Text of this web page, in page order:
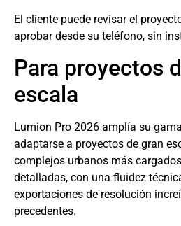
El cliente puede revisar el
aprobar desde su teléfono, sin
Para proyectos
escala
Lumion Pro 2026 amplía su
adaptarse a proyectos de gran
complejos urbanos más
detalladas, con una fluidez
exportaciones de resolución
precedentes.